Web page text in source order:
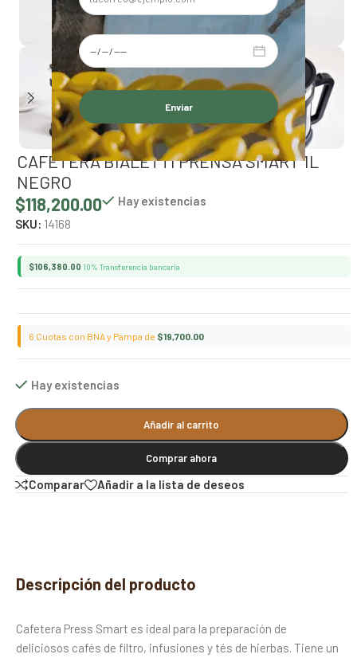
Alternative:
CAFETERA BIALETTI PRENSA SMART 1L
NEGRO
$118,200.00
Hay existencias
SKU: 14168
$106,380.00 10% Transferencia bancaria
6 Cuotas con BNA y Pampa de $19,700.00
Hay existencias
Añadir al carrito
Comprar ahora
Alternative:
Comparar Añadir a la lista de deseos
Descripción del producto
Cafetera Press Smart es ideal para la preparación de
deliciosos cafés de filtro, infusiones y tés de hierbas. Tiene un